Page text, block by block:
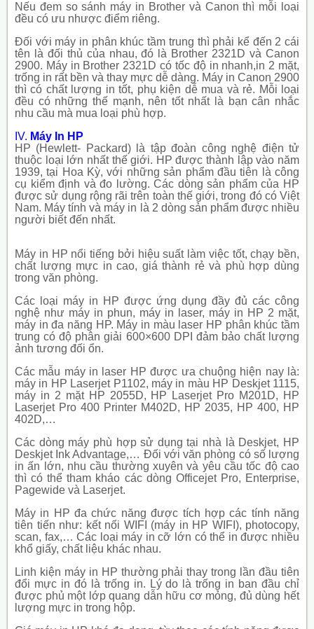
Nếu đem so sánh máy in Brother và Canon thì mỗi loại
đều có ưu nhược điểm riêng.
Đối với máy in phân khúc tầm trung thì phải kể đến 2 cái
tên là đối thủ của nhau, đó là Brother 2321D và Canon
2900. Máy in Brother 2321D có tốc độ in nhanh,in 2 mặt,
trống in rất bền và thay mực dễ dàng. Máy in Canon 2900
thì có chất lượng in tốt, phụ kiện dễ mua và rẻ. Mỗi loại
đều có những thế mạnh, nên tốt nhất là bạn cân nhắc
nhu cầu mà mua loại phù hợp.
IV. Máy In HP
HP (Hewlett- Packard) là tập đoàn công nghệ điện tử
thuộc loại lớn nhất thế giới. HP được thành lập vào năm
1939, tại Hoa Kỳ, với những sản phẩm đầu tiên là công
cụ kiểm định và đo lường. Các dòng sản phẩm của HP
được sử dụng rộng rãi trên toàn thế giới, trong đó có Việt
Nam. Máy tính và máy in là 2 dòng sản phẩm được nhiều
người biết đến nhất.
Máy in HP nổi tiếng bởi hiệu suất làm việc tốt, chạy bền,
chất lượng mực in cao, giá thành rẻ và phù hợp dùng
trong văn phòng.
Các loại máy in HP được ứng dụng đầy đủ các công
nghệ như máy in phun, máy in laser, máy in HP 2 mặt,
máy in đa năng HP. Máy in màu laser HP phân khúc tầm
trung có độ phân giải 600×600 DPI đảm bảo chất lượng
ảnh tương đối ổn.
Các mẫu máy in laser HP được ưa chuộng hiện nay là:
máy in HP Laserjet P1102, máy in màu HP Deskjet 1115,
máy in 2 mặt HP 2055D, HP Laserjet Pro M201D, HP
Laserjet Pro 400 Printer M402D, HP 2035, HP 400, HP
402D,…
Các dòng máy phù hợp sử dụng tại nhà là Deskjet, HP
Deskjet Ink Advantage,… Đối với văn phòng có số lượng
in ấn lớn, nhu cầu thường xuyênvà yêu cầu tốc độ cao
thì có thể tham kháo các dòng Officejet Pro, Enterprise,
Pagewide và Laserjet.
Máy in HP đa chức năng được tích hợp các tính năng
tiên tiến như: kết nối WIFI (máy in HP WIFI), photocopy,
scan, fax,… Các loại máy in cỡ lớn có thể in được nhiều
khổ giấy, chất liệu khác nhau.
Linh kiện máy in HP thường phải thay trong lần đầu tiên
đổi mực in đó là trống in. Lý do là trống in ban đầu chỉ
được phủ một lớp quang dẫn hữu cơ mỏng, đủ dùng hết
lượng mực in trong hộp.